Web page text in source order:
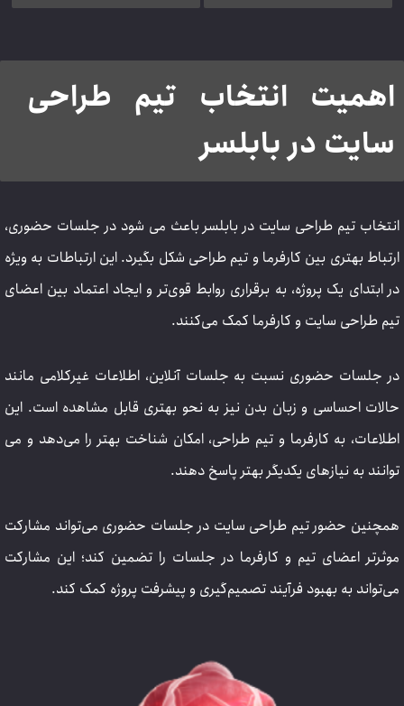
اهمیت انتخاب تیم طراحی
سایت در بابلسر
انتخاب تیم طراحی سایت در بابلسر باعث می شود در جلسات حضوری،
ارتباط بهتری بین کارفرما و تیم طراحی شکل بگیرد. این ارتباطات به ویژه
در ابتدای یک پروژه، به برقراری روابط قوی‌تر و ایجاد اعتماد بین اعضای
تیم طراحی سایت و کارفرما کمک می‌کنند.
در جلسات حضوری نسبت به جلسات آنلاین، اطلاعات غیرکلامی مانند
حالات احساسی و زبان بدن نیز به نحو بهتری قابل مشاهده است. این
اطلاعات، به کارفرما و تیم طراحی، امکان شناخت بهتر را می‌دهد و می
توانند به نیازهای یکدیگر بهتر پاسخ دهند.
همچنین حضور تیم طراحی سایت در جلسات حضوری می‌تواند مشارکت
موثرتر اعضای تیم و کارفرما در جلسات را تضمین کند؛ این مشارکت
می‌تواند به بهبود فرآیند تصمیم‌گیری و پیشرفت پروژه کمک کند.